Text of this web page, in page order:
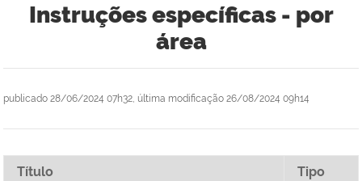
Instruções específicas - por
área
publicado 28/06/2024 07h32, última modificação 26/08/2024 09h14
Título Tipo